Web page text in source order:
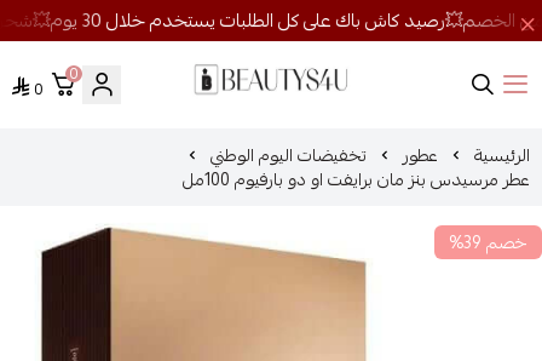
روائح الجمال
0
0
الرئيسية عطور تخفيضات اليوم الوطني
عطر مرسيدس بنز مان برايفت او دو بارفيوم 100مل
خصم 39%